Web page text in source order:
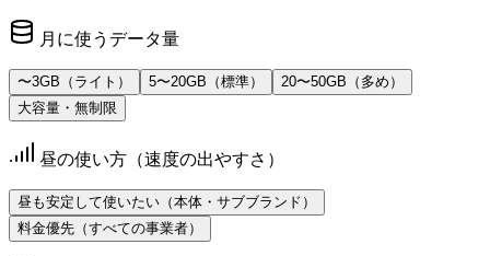
月に使うデータ量
〜3GB（ライト） 5〜20GB（標準）
20〜50GB（多め）
大容量・無制限
昼の使い方（速度の出やすさ）
昼も安定して使いたい（本体・サブブランド）
料金優先（すべての事業者）